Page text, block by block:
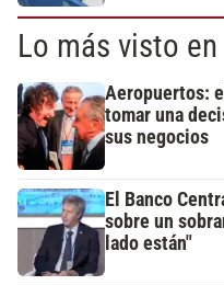
Lo más visto en
Aeropuertos:
tomar una
sus negocios
El Banco
sobre un
lado están"